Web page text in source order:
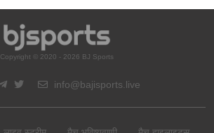
Copyright © 2020 - 2026 BJ Sports
info@bajisports.live